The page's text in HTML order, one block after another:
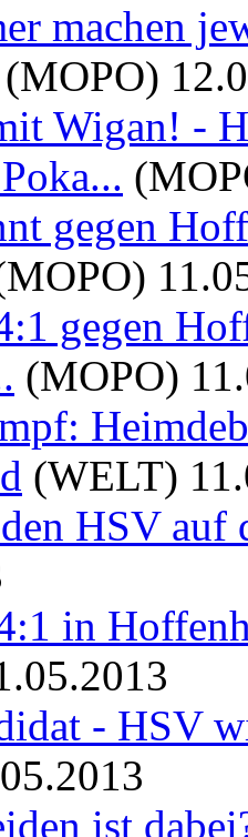
machen
(MOPO)
Wigan! -
gegen
gegen
(MOPO)
(WELT)
HSV auf
in
- HSV
ist